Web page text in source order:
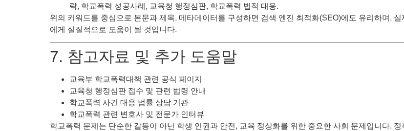
략, 학교폭력 성공사례, 교육청 행정심판, 학교폭력 법적 대응.
위의 키워드를 중심으로 본문과 제목, 메타데이터를 구성하면 검색 엔진 최적화(SEO)에도 유리하며,
에게 실질적으로 도움이 될 것입니다.
7. 참고자료 및 추가 도움말
교육부 학교폭력대책 관련 공식 페이지
교육청 행정심판 접수 및 관련 법령 안내
학교폭력 사건 대응 법률 상담 기관
학교폭력 관련 변호사 및 전문가 인터뷰
학교폭력 문제는 단순한 갈등이 아닌 학생 인권과 안전, 교육 정상화를 위한 중요한 사회 문제입니다.